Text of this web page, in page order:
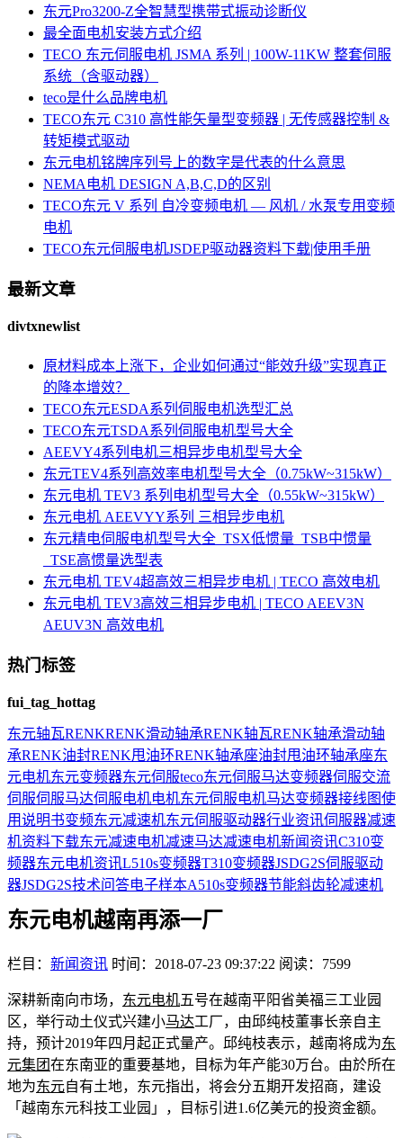
东元Pro3200-Z全智慧型携带式振动诊断仪
最全面电机安装方式介绍
TECO 东元伺服电机 JSMA 系列 | 100W-11KW 整套伺服
系统（含驱动器）
teco是什么品牌电机
TECO东元 C310 高性能矢量型变频器 | 无传感器控制 &
转矩模式驱动
东元电机铭牌序列号上的数字是代表的什么意思
NEMA电机 DESIGN A,B,C,D的区别
TECO东元 V 系列 自冷变频电机 — 风机 / 水泵专用变频
电机
TECO东元伺服电机JSDEP驱动器资料下载|使用手册
最新文章
divtxnewlist
原材料成本上涨下，企业如何通过“能效升级”实现真正
的降本增效？
TECO东元ESDA系列伺服电机选型汇总
TECO东元TSDA系列伺服电机型号大全
AEEVY4系列电机三相异步电机型号大全
东元TEV4系列高效率电机型号大全（0.75kW~315kW）
东元电机 TEV3 系列电机型号大全（0.55kW~315kW）
东元电机 AEEVYY系列 三相异步电机
东元精电伺服电机型号大全_TSX低惯量_TSB中惯量
_TSE高惯量选型表
东元电机 TEV4超高效三相异步电机 | TECO 高效电机
东元电机 TEV3高效三相异步电机 | TECO AEEV3N
AEUV3N 高效电机
热门标签
fui_tag_hottag
东元轴瓦RENKRENK滑动轴承RENK轴瓦RENK轴承滑动轴
承RENK油封RENK甩油环RENK轴承座油封甩油环轴承座东
元电机东元变频器东元伺服teco东元伺服马达变频器伺服交流
伺服伺服马达伺服电机电机东元伺服电机马达变频器接线图使
用说明书变频东元减速机东元伺服驱动器行业资讯伺服器减速
机资料下载东元减速电机减速马达减速电机新闻资讯C310变
频器东元电机资讯L510s变频器T310变频器JSDG2S伺服驱动
器JSDG2S技术问答电子样本A510s变频器节能斜齿轮减速机
东元电机越南再添一厂
栏目： 新闻资讯 时间：2018-07-23 09:37:22 阅读：7599
深耕新南向市场， 东元电机五号在越南平阳省美福三工业园
区，举行动土仪式兴建小马达工厂，由邱纯枝董事长亲自主
持，预计2019年四月起正式量产。邱纯枝表示，越南将成为东
元集团在东南亚的重要基地，目标为年产能30万台。由於所在
地为东元自有土地，东元指出，将会分五期开发招商，建设
「越南东元科技工业园」，目标引进1.6亿美元的投资金额。